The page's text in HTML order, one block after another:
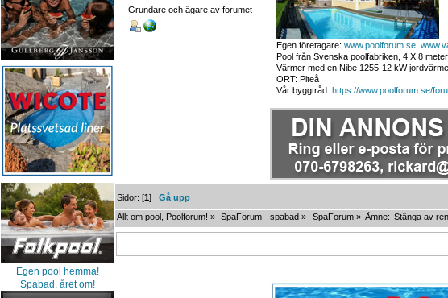
Egen pool hemma!
Spabad, året om!
Grundare och ägare av forumet
Egen företagare: www.poolforum.se,
Pool från Svenska poolfabriken, 4 X 8
Värmer med en Nibe 1255-12 kW
ORT: Piteå
Vår byggtråd: https://www.poolforum.se/
Sidor: [1]Gå upp
Allt om pool, Poolforum! » SpaForum - spabad » SpaForum» Ämne: Stänga av